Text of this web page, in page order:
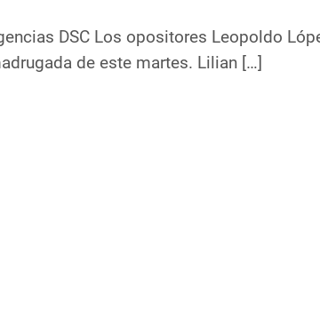
Leopoldo López y
de este martes. Lilian […]